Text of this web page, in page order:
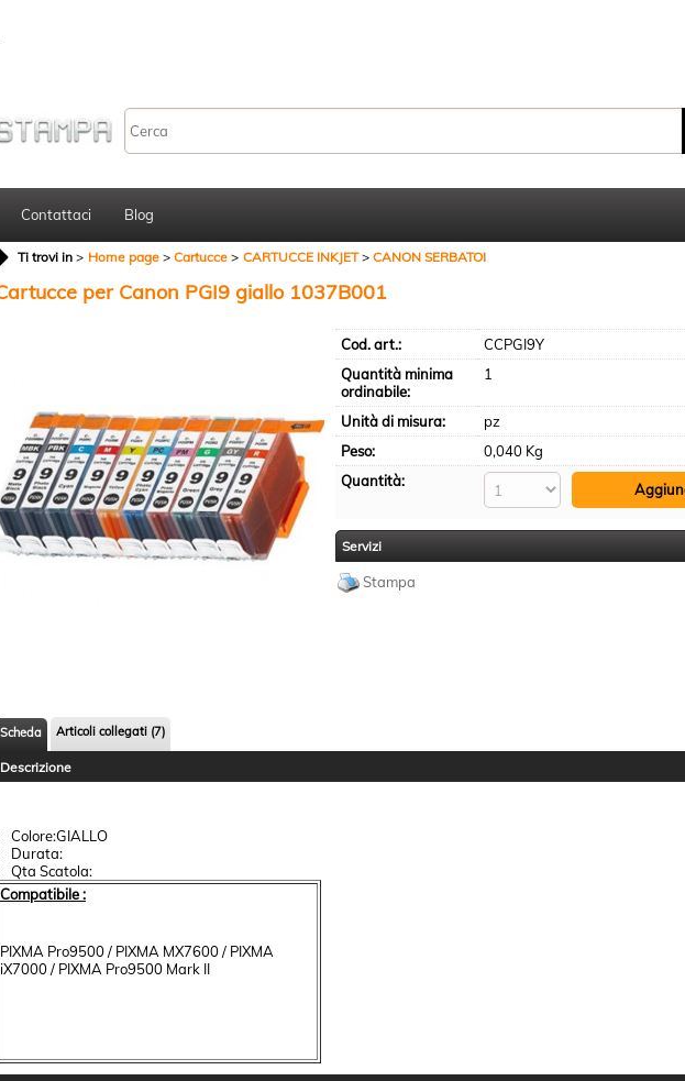
clicca sul pulsante "Accedi"
Hai perso la password?
Contattaci Blog
Ti trovi in Home page Cartucce CARTUCCE INKJET CANON SERBATOI
per Canon PGI9 giallo 1037B001
Cod. art.:
CCPGI9Y
Quantità minima
ordinabile:
1
Unità di misura:
pz
Peso:
0,040 Kg
Quantità:
Servizi
Stampa
Scheda Articoli collegati (7)
Descrizione
Colore:GIALLO
Durata:
Qta Scatola:
Compatibile :
PIXMA Pro9500 / PIXMA MX7600 / PIXMA
iX7000 / PIXMA Pro9500 Mark II